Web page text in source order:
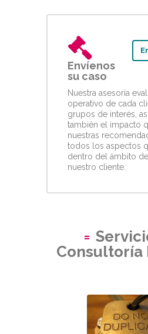
Envíenos
su caso
Nuestra asesoría
operativo de cada
grupos de interés,
también el impacto
nuestras
todos los aspectos
dentro del ámbito
nuestro cliente.
Consultoría